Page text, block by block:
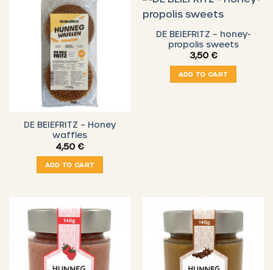
DE BEIEFRITZ – Honey
waffles
4,50 €
ADD TO CART
DE BEIEFRITZ – honey-
propolis sweets
3,50 €
ADD TO CART